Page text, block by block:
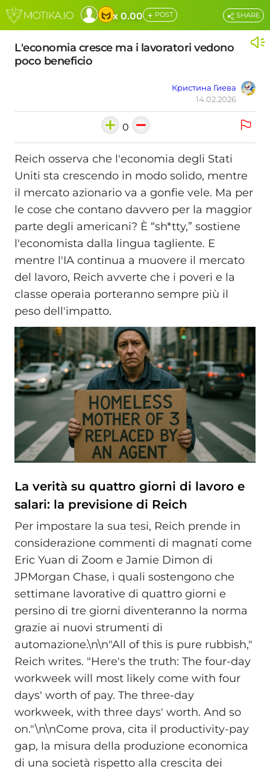
x 0.00 + POST
L'economia cresce ma i lavoratori vedono
poco beneficio
Кристина Гиева
14.02.2026
SHARE
0
Reich osserva che l'economia degli Stati
Uniti sta crescendo in modo solido, mentre
il mercato azionario va a gonfie vele. Ma per
le cose che contano davvero per la maggior
parte degli americani? È “sh*tty,” sostiene
l'economista dalla lingua tagliente. E
mentre l'IA continua a muovere il mercato
del lavoro, Reich avverte che i poveri e la
classe operaia porteranno sempre più il
peso dell'impatto.
La verità su quattro giorni di lavoro e
salari: la previsione di Reich
Per impostare la sua tesi, Reich prende in
considerazione commenti di magnati come
Eric Yuan di Zoom e Jamie Dimon di
JPMorgan Chase, i quali sostengono che
settimane lavorative di quattro giorni e
persino di tre giorni diventeranno la norma
grazie ai nuovi strumenti di
automazione.\n\n"All of this is pure rubbish,"
Reich writes. "Here's the truth: The four-day
workweek will most likely come with four
days' worth of pay. The three-day
workweek, with three days' worth. And so
on."\n\nCome prova, cita il productivity-pay
gap, la misura della produzione economica
di una società rispetto alla crescita dei